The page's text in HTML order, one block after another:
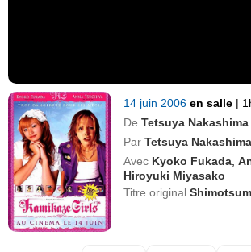
14 juin 2006en salle |
De Tetsuya Nakashima
Par Tetsuya Nakashima
Avec Kyoko Fukada ,
Hiroyuki Miyasako
Titre original